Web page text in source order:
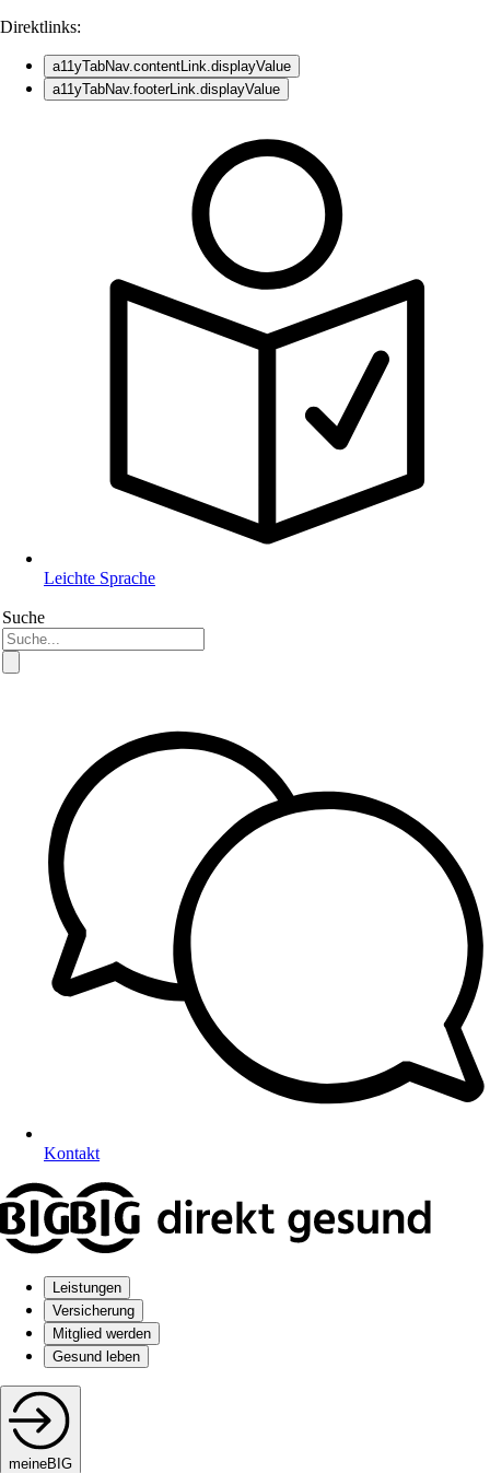
Direktlinks:
a11yTabNav.contentLink.displayValue
a11yTabNav.footerLink.displayValue
Leichte Sprache
Suche
Kontakt
Leistungen
Versicherung
Mitglied werden
Gesund leben
meineBIG